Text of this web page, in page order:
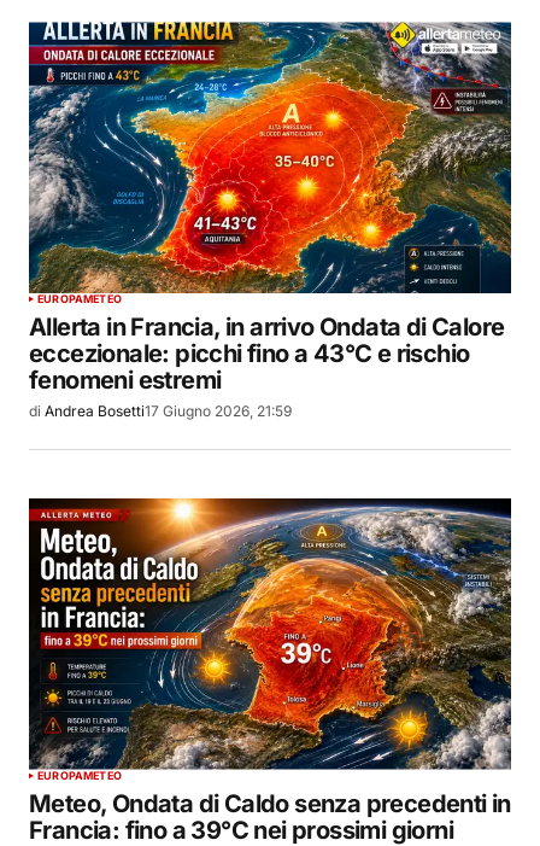
EUROPAMETEO
Allerta in Francia, in arrivo Ondata di Calore
eccezionale: picchi fino a 43°C e rischio
fenomeni estremi
di Andrea Bosetti17 Giugno 2026, 21:59
EUROPAMETEO
Meteo, Ondata di Caldo senza precedenti in
Francia: fino a 39°C nei prossimi giorni